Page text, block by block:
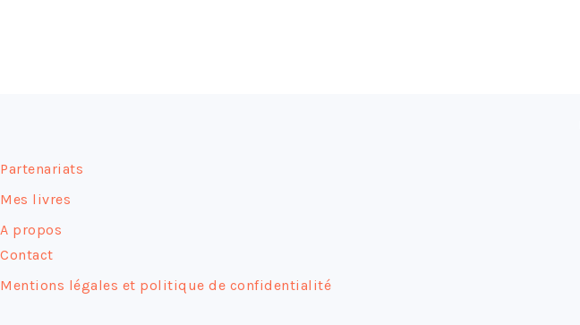
Partenariats
Mes livres
A propos
Contact
Mentions légales et politique de confidentialité